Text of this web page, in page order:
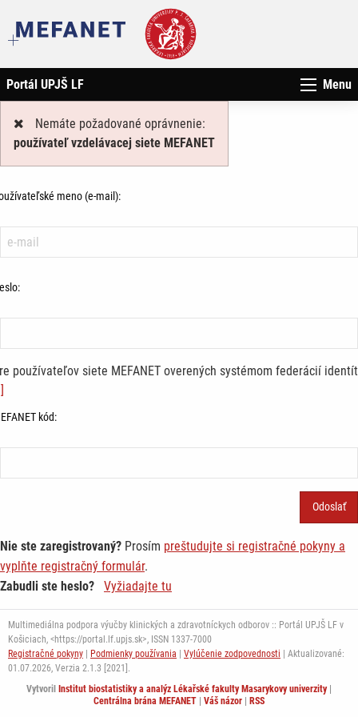
Portál UPJŠ LF Menu
Nemáte požadované oprávnenie:
používateľ vzdelávacej siete MEFANET
meno (e-mail):
používateľov siete MEFANET overených systémom federácií identít
kód:
Nie ste zaregistrovaný? Prosím preštudujte si registračné pokyny a
vyplňte registračný formulár.
Zabudli ste heslo?
Vyžiadajte tu
Multimediálna podpora výučby klinických a zdravotníckych odborov :: Portál UPJŠ LF v
Košiciach, <https://portal.lf.upjs.sk>, ISSN 1337-7000
Registračné pokyny
Podmienky používania Vylúčenie zodpovednosti | Aktualizované:
01.07.2026, Verzia 2.1.3 [2021].
Vytvoril
Institut biostatistiky a analýz Lékařské fakulty Masarykovy univerzity|
Centrálna brána MEFANET
Váš názor RSS